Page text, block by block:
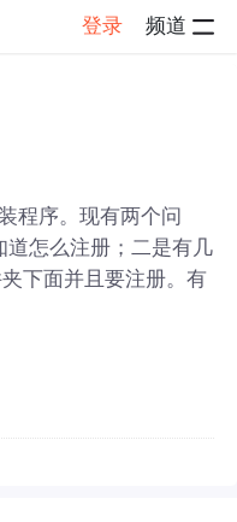
登录 频道
程序。现有两个问
怎么注册；二是有几
下面并且要注册。有